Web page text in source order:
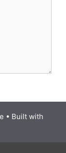
• Built with